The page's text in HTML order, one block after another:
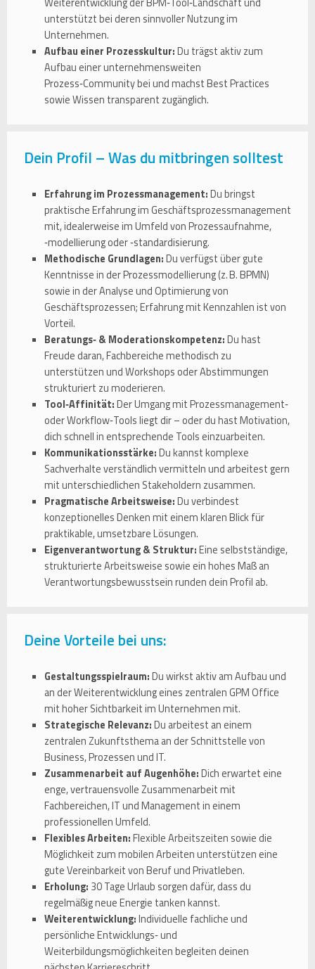
unterstützt bei deren sinnvoller Nutzung im
Unternehmen.
Aufbau einer Prozesskultur:Du trägst aktiv zum
Aufbau einer unternehmensweiten
Prozess‑Community bei und machst Best Practices
sowie Wissen transparent zugänglich.
Dein Profil – Was du mitbringen solltest
Erfahrung im Prozessmanagement:Du bringst
praktische Erfahrung im Geschäftsprozessmanagement
mit, idealerweise im Umfeld von Prozessaufnahme,
‑modellierung oder ‑standardisierung.
Methodische Grundlagen:Du verfügst über gute
Kenntnisse in der Prozessmodellierung (z. B. BPMN)
sowie in der Analyse und Optimierung von
Geschäftsprozessen; Erfahrung mit Kennzahlen ist von
Vorteil.
Beratungs‑ & Moderationskompetenz:Du hast
Freude daran, Fachbereiche methodisch zu
unterstützen und Workshops oder Abstimmungen
strukturiert zu moderieren.
Tool‑Affinität:Der Umgang mit Prozessmanagement‑
oder Workflow‑Tools liegt dir – oder du hast Motivation,
dich schnell in entsprechende Tools einzuarbeiten.
Kommunikationsstärke:Du kannst komplexe
Sachverhalte verständlich vermitteln und arbeitest gern
mit unterschiedlichen Stakeholdern zusammen.
Pragmatische Arbeitsweise:Du verbindest
konzeptionelles Denken mit einem klaren Blick für
praktikable, umsetzbare Lösungen.
Eigenverantwortung & Struktur:Eine selbstständige,
strukturierte Arbeitsweise sowie ein hohes Maß an
Verantwortungsbewusstsein runden dein Profil ab.
Deine Vorteile bei uns:
Gestaltungsspielraum:Du wirkst aktiv am Aufbau und
an der Weiterentwicklung eines zentralen GPM Office
mit hoher Sichtbarkeit im Unternehmen mit.
Strategische Relevanz:Du arbeitest an einem
zentralen Zukunftsthema an der Schnittstelle von
Business, Prozessen und IT.
Zusammenarbeit auf Augenhöhe:Dich erwartet eine
enge, vertrauensvolle Zusammenarbeit mit
Fachbereichen, IT und Management in einem
professionellen Umfeld.
Flexibles Arbeiten:Flexible Arbeitszeiten sowie die
Möglichkeit zum mobilen Arbeiten unterstützen eine
gute Vereinbarkeit von Beruf und Privatleben.
Erholung: 30 Tage Urlaub sorgen dafür, dass du
regelmäßig neue Energie tanken kannst.
Weiterentwicklung:Individuelle fachliche und
persönliche Entwicklungs‑ und
Weiterbildungsmöglichkeiten begleiten deinen